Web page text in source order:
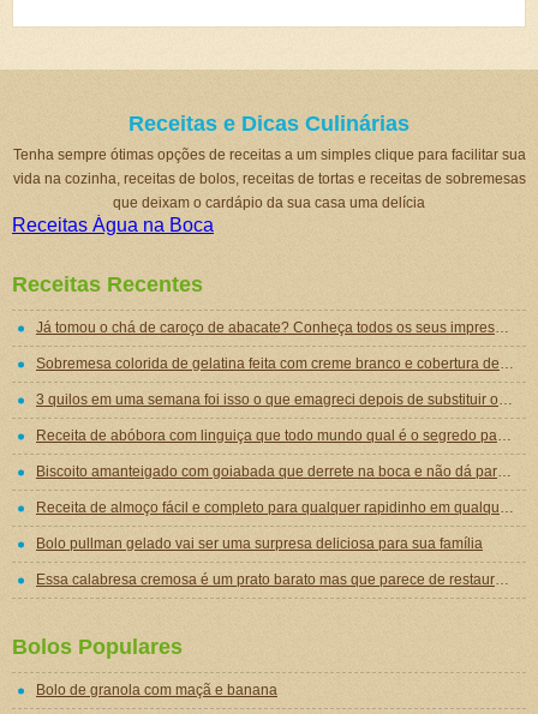
Receitas e Dicas Culinárias
Tenha sempre ótimas opções de receitas a um simples clique para facilitar sua
vida na cozinha, receitas de bolos, receitas de tortas e receitas de sobremesas
que deixam o cardápio da sua casa uma delícia
Receitas Água na Boca
Receitas Recentes
Já tomou o chá de caroço de abacate? Conheça todos os seus impressionantes benefícios!
Sobremesa colorida de gelatina feita com creme branco e cobertura de mousse de gelatina
3 quilos em uma semana foi isso o que emagreci depois de substituir o jantar por essa sopa emagrecedora
Receita de abóbora com linguiça que todo mundo qual é o segredo para ficar tão gostosa
Biscoito amanteigado com goiabada que derrete na boca e não dá para comer um só
Receita de almoço fácil e completo para qualquer rapidinho em qualquer dia da semana
Bolo pullman gelado vai ser uma surpresa deliciosa para sua família
Essa calabresa cremosa é um prato barato mas que parece de restaurante chique de tão gostoso
Bolos Populares
Bolo de granola com maçã e banana